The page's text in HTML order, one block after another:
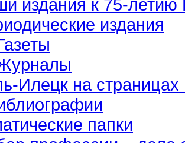
издания к 75-
издания
Илецк на
папки